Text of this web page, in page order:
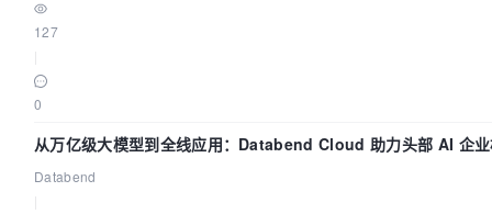
127
0
从万亿级大模型到全线应用：Databend Cloud 助力头部 AI 企
路 Trace 数据管道
Databend